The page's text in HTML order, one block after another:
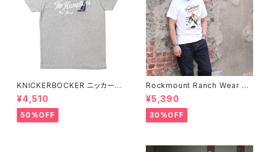
KNICKERBOCKER ニッカーボ
ッカー HEATHER GREY ハン
プトン Tシャツ
¥4,510
50%OFF
Rockmount Ranch Wear ロ
ックマウント ランチウェア Rock
mount Bronc Western T-Sh
irt 半袖Tシャツ 全3色
¥5,390
30%OFF